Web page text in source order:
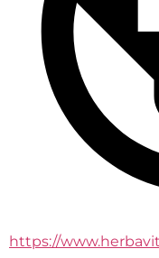
https://